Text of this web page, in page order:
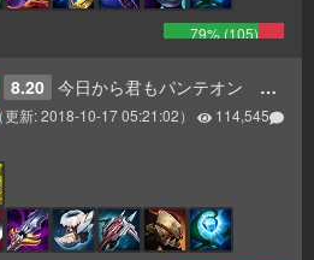
79% (105)
8.20 今日から君もパンテオン 更新8.20
（更新:2018-10-17 05:21:02）
114,545